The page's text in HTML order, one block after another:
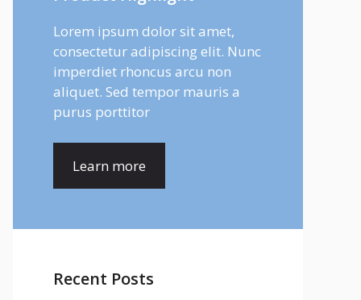
Lorem ipsum dolor sit amet,
consectetur adipiscing elit. Nunc
imperdiet rhoncus arcu non
aliquet. Sed tempor mauris a
purus porttitor
Learn more
Recent Posts